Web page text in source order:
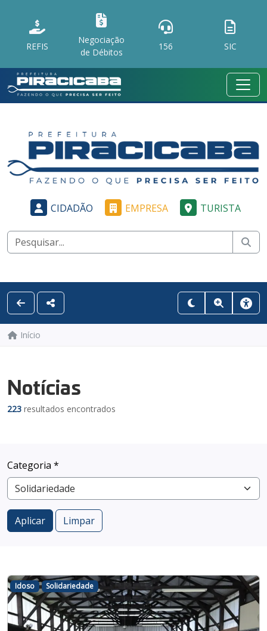
REFIS
Negociação
de Débitos
156 SIC
CIDADÃO EMPRESA TURISTA
Início
Notícias
223 resultados encontrados
Categoria *
Aplicar Limpar
Idoso Solidariedade